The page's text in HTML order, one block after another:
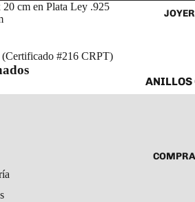
SET DE
ANILLOS
20 cm en Plata Ley .925
#216 CRPT)